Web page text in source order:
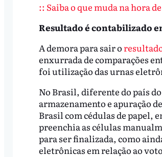
:: Saiba o que muda na hora
Resultado é contabilizado
A demora para sair o
enxurrada de comparações
foi utilização das urnas
No Brasil, diferente do país
armazenamento e apuração
Brasil com cédulas de papel,
preenchia as células
para ser finalizada, como
eletrônicas em relação ao